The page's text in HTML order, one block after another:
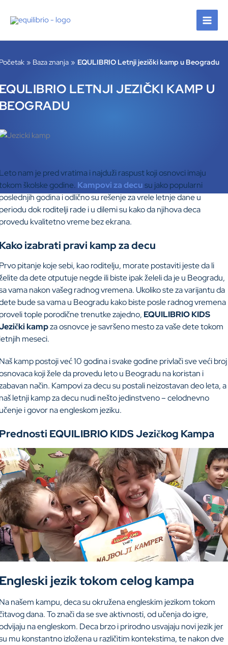
Baza znanja EQULIBRIO Letnji jezički kamp u Beogradu
LETNJI JEZIČKI KAMP U
nam je pred vratima i najduži raspust koji osnovci imaju
školske godine. Kampovi za decusu jako popularni
godina i odlično su rešenje za vrele letnje dane u
dok roditelji rade i u dilemi su kako da njihova deca
kvalitetno vreme bez ekrana.
izabrati pravi kamp za decu
pitanje koje sebi, kao roditelju, morate postaviti jeste da li
da dete otputuje negde ili biste ipak želeli da je u Beogradu,
vama nakon vašeg radnog vremena. Ukoliko ste za varijantu da
bude sa vama u Beogradu kako biste posle radnog vremena
tople porodične trenutke zajedno, EQUILIBRIO KIDS
kampza osnovce je savršeno mesto za vaše dete tokom
meseci.
kamp postoji već 10 godina i svake godine privlači sve veći broj
koji žele da provedu leto u Beogradu na koristan i
način. Kampovi za decu su postali neizostavan deo leta, a
letnji kamp za decu nudi nešto jedinstveno – celodnevno
i govor na engleskom jeziku.
EQUILIBRIO KIDS Jezičkog Kampa
jezik tokom celog kampa
našem kampu, deca su okružena engleskim jezikom tokom
dana. To znači da se sve aktivnosti, od učenja do igre,
na engleskom. Deca brzo i prirodno usvajaju novi jezik jer
mu konstantno izložena u različitim kontekstima, te nakon dve